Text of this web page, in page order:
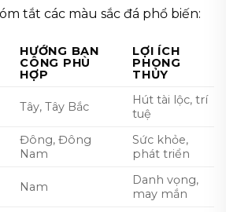
tắt các màu sắc đá phổ biến:
HƯỚNG BAN
CÔNG PHÙ
HỢP
LỢI ÍCH
PHONG
THỦY
Tây, Tây Bắc
Hút tài lộc, trí
tuệ
Đông, Đông
Nam
Sức khỏe,
phát triển
Nam
Danh vọng,
may mắn